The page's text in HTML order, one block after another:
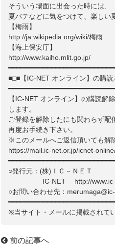
そういう場面に出会った時には、
夏バテなどに気をつけて、楽しい
【梅雨】
http://ja.wikipedia.org/wiki/梅雨
【海上保安庁】
http://www.kaiho.mlit.go.jp/
■□■【IC-NET オンライン】の購
【IC-NET オンライン】の購読解
します。
ご登録を解除したにも関わらず
再度お手続き下さい。
※このメールへご返信頂いても解
https://mail.ic-net.or.jp/icnet-
○発行元：(株)ＩＣ－ＮＥＴ
IC-NET http://
○お問い合わせ先：
※当サイト・メールに掲載されて
前の記事へ